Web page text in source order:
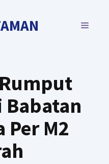
MENU
Babatan
Per M2